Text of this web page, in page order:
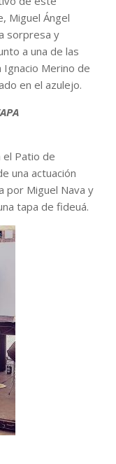
Miguel Ángel
sorpresa y
a una de las
Ignacio Merino de
en el azulejo.
Patio de
una actuación
por Miguel Nava y
tapa de fideuá.